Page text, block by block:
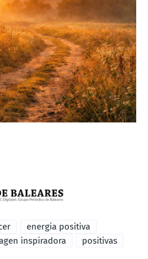
energia positiva
inspiradora
positivas